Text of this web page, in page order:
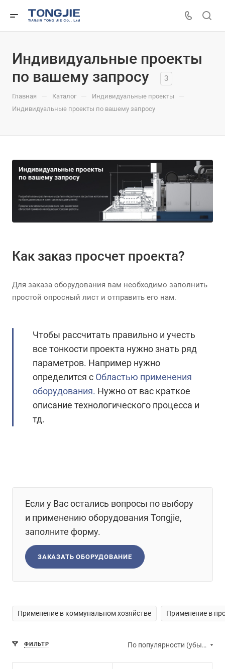
Индивидуальные проекты
по вашему запросу
3
Главная — Каталог — Индивидуальные проекты —
Индивидуальные проекты по вашему запросу
Как заказ просчет проекта?
Для заказа оборудования вам необходимо заполнить
простой опросный лист и отправить его нам.
Чтобы рассчитать правильно и учесть
все тонкости проекта нужно знать ряд
параметров. Например нужно
определится с Областью применения
оборудования. Нужно от вас краткое
описание технологического процесса и
тд.
Если у Вас остались вопросы по выбору
и применению оборудования Tongjie,
заполните форму.
ЗАКАЗАТЬ ОБОРУДОВАНИЕ
Применение в коммунальном хозяйстве Применение в
ФИЛЬТР По популярности (убывание)